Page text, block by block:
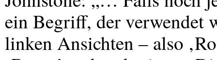
ein Begriff, der verwendet
linken Ansichten – also